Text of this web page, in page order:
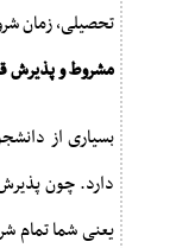
تحصیلی، زمان
مشروط و پذیرش
بسیاری از
دارد. چون
یعنی شما تمام